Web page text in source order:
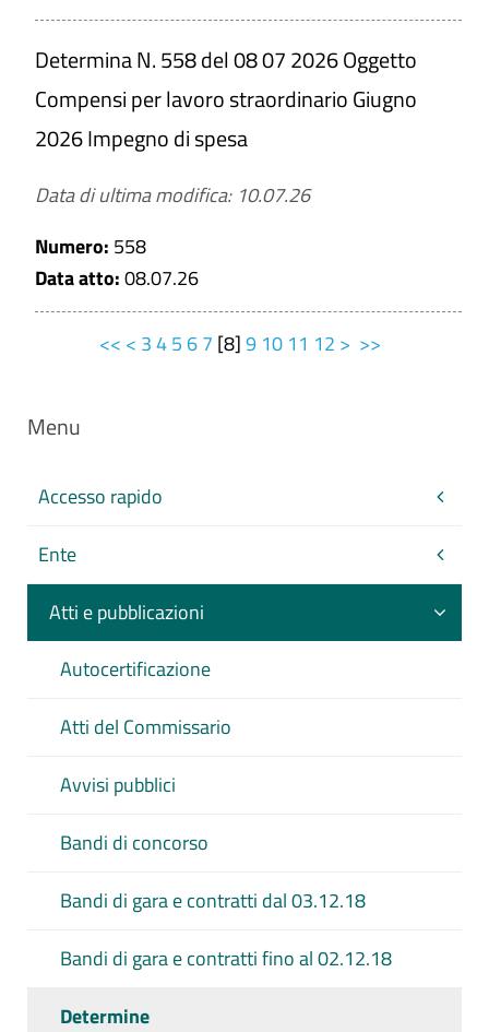
Determina N. 558 del 08 07 2026 Oggetto
Compensi per lavoro straordinario Giugno
2026 Impegno di spesa
Data di ultima modifica: 10.07.26
Numero: 558
Data atto:08.07.26
<< < 345 67 [8]9 10 11 12 > >>
Menu
Accesso rapido
Ente
Atti e pubblicazioni
Autocertificazione
Atti del Commissario
Avvisi pubblici
Bandi di concorso
Bandi di gara e contratti dal 03.12.18
Bandi di gara e contratti fino al 02.12.18
Determine